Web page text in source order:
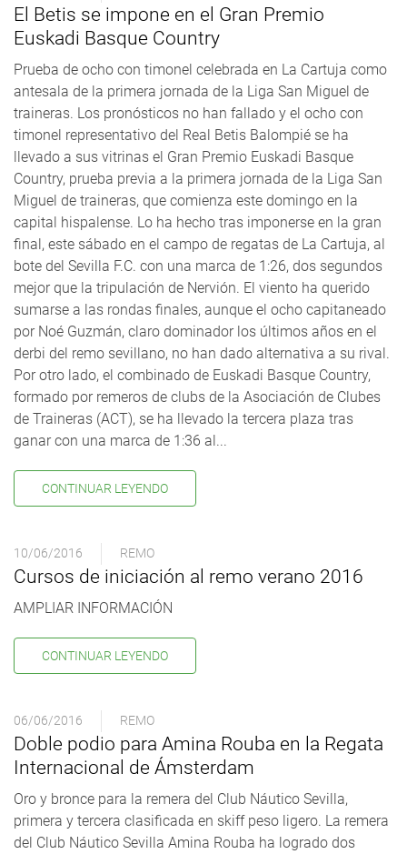
El Betis se impone en el Gran Premio
Euskadi Basque Country
Prueba de ocho con timonel celebrada en La Cartuja como
antesala de la primera jornada de la Liga San Miguel de
traineras. Los pronósticos no han fallado y el ocho con
timonel representativo del Real Betis Balompié se ha
llevado a sus vitrinas el Gran Premio Euskadi Basque
Country, prueba previa a la primera jornada de la Liga San
Miguel de traineras, que comienza este domingo en la
capital hispalense. Lo ha hecho tras imponerse en la gran
final, este sábado en el campo de regatas de La Cartuja, al
bote del Sevilla F.C. con una marca de 1:26, dos segundos
mejor que la tripulación de Nervión. El viento ha querido
sumarse a las rondas finales, aunque el ocho capitaneado
por Noé Guzmán, claro dominador los últimos años en el
derbi del remo sevillano, no han dado alternativa a su rival.
Por otro lado, el combinado de Euskadi Basque Country,
formado por remeros de clubs de la Asociación de Clubes
de Traineras (ACT), se ha llevado la tercera plaza tras
ganar con una marca de 1:36 al...
CONTINUAR LEYENDO
10/06/2016 REMO
Cursos de iniciación al remo verano 2016
AMPLIAR INFORMACIÓN
CONTINUAR LEYENDO
06/06/2016 REMO
Doble podio para Amina Rouba en la Regata
Internacional de Ámsterdam
Oro y bronce para la remera del Club Náutico Sevilla,
primera y tercera clasificada en skiff peso ligero. La remera
del Club Náutico Sevilla Amina Rouba ha logrado dos